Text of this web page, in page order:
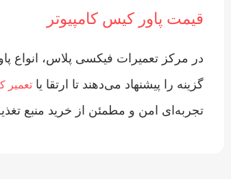
قیمت پاور کیس کامپیوتر
در مرکز تعمیرات فیکسی پلاس، انواع
گزینه را پیشنهاد می‌دهند تا ارتقا یا تعمیر
تجربه‌ای امن و مطمئن از خرید منبع